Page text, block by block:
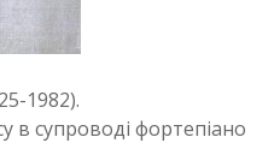
1982).
в супроводі фортепіано